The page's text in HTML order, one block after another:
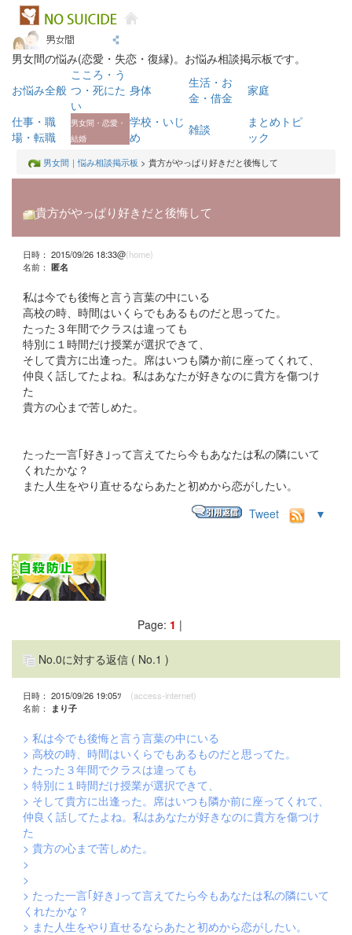
男女間の悩み(恋愛・失恋・復縁)。お悩み相談掲示板です。
お悩み全般
こころ・う
つ・死にた
い
身体
生活・お
金・借金
家庭
仕事・職
場・転職
男女間・恋愛・
結婚
学校・いじ
め
雑談
まとめトピ
ック
男女間｜悩み相談掲示板 > 貴方がやっぱり好きだと後悔して
貴方がやっぱり好きだと後悔して
日時： 2015/09/26 18:33@(home)
名前： 匿名
私は今でも後悔と言う言葉の中にいる
高校の時、時間はいくらでもあるものだと思ってた。
たった３年間でクラスは違っても
特別に１時間だけ授業が選択できて、
そして貴方に出逢った。席はいつも隣か前に座ってくれて、
仲良く話してたよね。私はあなたが好きなのに貴方を傷つけ
た
貴方の心まで苦しめた。
たった一言｢好き｣って言えてたら今もあなたは私の隣にいて
くれたかな？
また人生をやり直せるならあたと初めから恋がしたい。
Tweet
▼
Page: 1 |
No.0に対する返信 ( No.1 )
日時： 2015/09/26 19:05ﾂ (access-internet)
名前：
まり子
> 私は今でも後悔と言う言葉の中にいる
> 高校の時、時間はいくらでもあるものだと思ってた。
> たった３年間でクラスは違っても
> 特別に１時間だけ授業が選択できて、
> そして貴方に出逢った。席はいつも隣か前に座ってくれて、
仲良く話してたよね。私はあなたが好きなのに貴方を傷つけ
た
> 貴方の心まで苦しめた。
>
>
> たった一言｢好き｣って言えてたら今もあなたは私の隣にいて
くれたかな？
> また人生をやり直せるならあたと初めから恋がしたい。